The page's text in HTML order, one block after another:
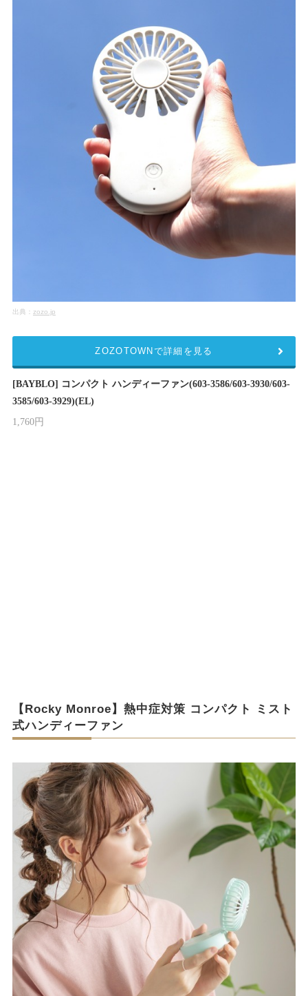
出典： zozo.jp
[BAYBLO] コンパクト ハンディーファン(603-3586/603-3930/603-
3585/603-3929)(EL)
1,760円
ZOZOTOWNで詳細を見る
【Rocky Monroe】熱中症対策 コンパクト ミスト
式ハンディーファン